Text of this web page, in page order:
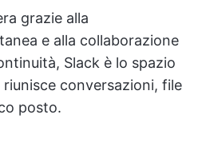
grazie alla
e alla collaborazione
Slack è lo spazio
conversazioni, file
posto.